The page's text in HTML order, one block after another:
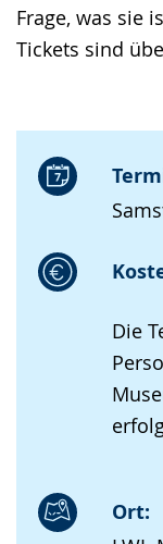
Frage, was sie
Tickets sind
Die
Ort: